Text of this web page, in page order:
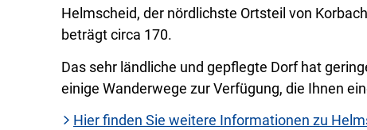
Helmscheid, der nördlichste Ortsteil von
beträgt circa 170.
Das sehr ländliche und gepflegte Dorf hat
einige Wanderwege zur Verfügung, die Ihnen
Hier finden Sie weitere Informationen zu